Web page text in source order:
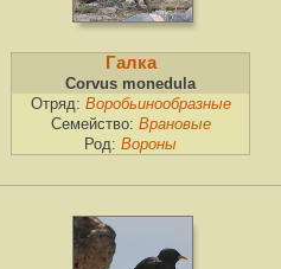
Галка
Corvus monedula
Отряд: Воробьинообразные
Семейство: Врановые
Род: Вороны